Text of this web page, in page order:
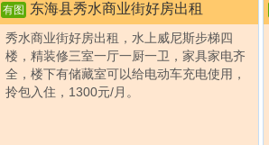
有图 东海县秀水商业街好房出租
秀水商业街好房出租，水上威尼斯步梯四
楼，精装修三室一厅一厨一卫，家具家电齐
全，楼下有储藏室可以给电动车充电使用，
拎包入住，1300元/月。